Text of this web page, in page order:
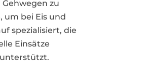
zu
um bei Eis und
spezialisiert, die
Einsätze